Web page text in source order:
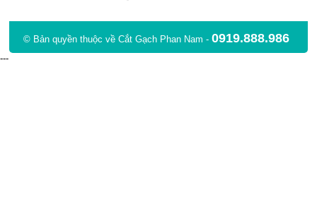
© Bản quyền thuộc về Cắt Gạch Phan Nam -0919.888.986
---